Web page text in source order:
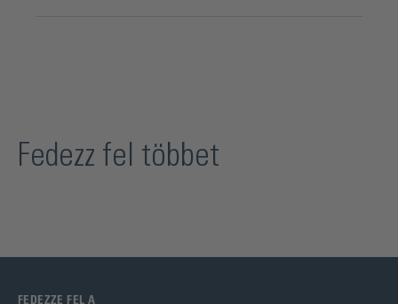
Fedezz fel többet
FEDEZZE FEL A